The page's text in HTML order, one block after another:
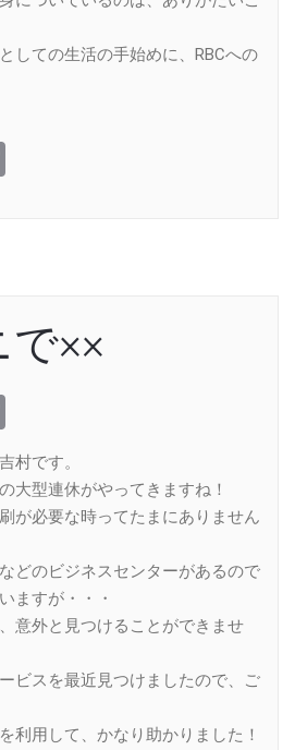
しての生活の手始めに、RBCへの
で××
Link
村です。
大型連休がやってきますね！
が必要な時ってたまにありません
どのビジネスセンターがあるので
ますが・・・
意外と見つけることができませ
ビスを最近見つけましたので、ご
利用して、かなり助かりました！